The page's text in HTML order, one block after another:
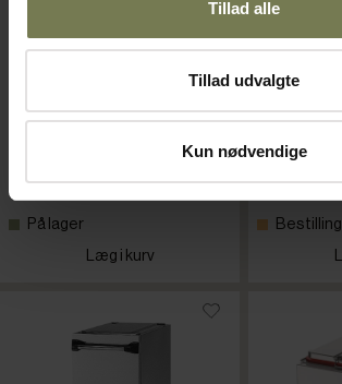
Tillad alle
Tillad udvalgte
Kun nødvendige
Rieber 3000U termoport
På lager
Læg i kurv
Rieber
23.615,00